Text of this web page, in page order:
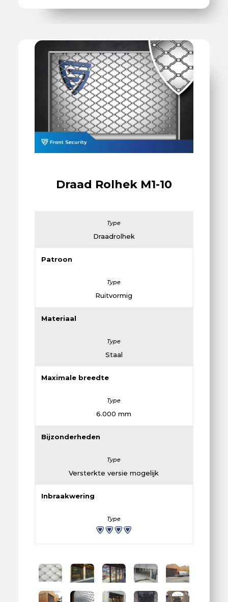
Draad Rolhek M1-10
Draadrolhek
Patroon
Ruitvormig
Materiaal
Staal
Maximale breedte
6.000 mm
Bijzonderheden
Versterkte versie mogelijk
Inbraakwering